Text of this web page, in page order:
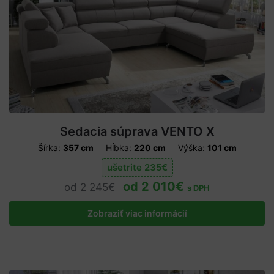
Sedacia súprava VENTO X
Šírka: 357 cm Hĺbka: 220 cm Výška: 101 cm
ušetrite 235€
2 245€ 2 010€ s DPH
Zobraziť viac informácií